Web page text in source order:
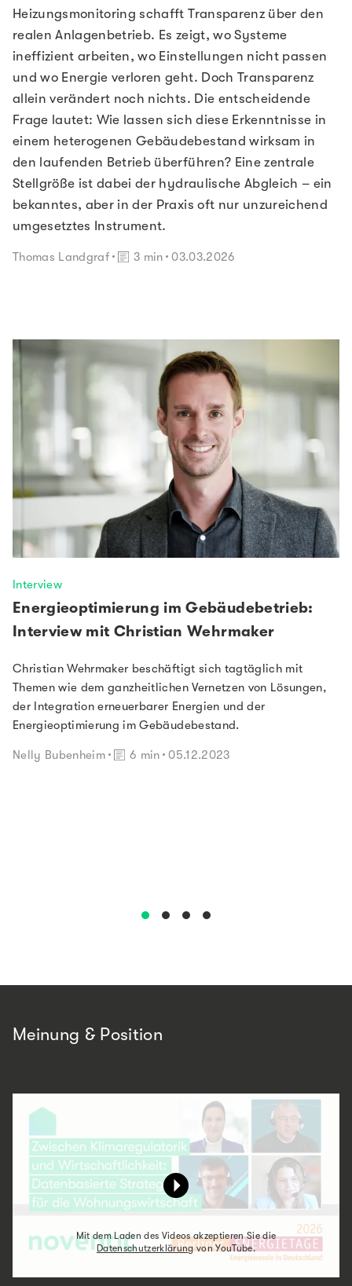
Heizungsmonitoring schafft Transparenz über den
realen Anlagenbetrieb. Es zeigt, wo Systeme
ineffizient arbeiten, wo Einstellungen nicht passen
und wo Energie verloren geht. Doch Transparenz
allein verändert noch nichts. Die entscheidende
Frage lautet: Wie lassen sich diese Erkenntnisse in
einem heterogenen Gebäudebestand wirksam in
den laufenden Betrieb überführen? Eine zentrale
Stellgröße ist dabei der hydraulische Abgleich – ein
bekanntes, aber in der Praxis oft nur unzureichend
umgesetztes Instrument.
Thomas Landgraf Lesedauer:
3 min 03.03.2026
Interview
Energieoptimierung im Gebäudebetrieb:
Interview mit Christian Wehrmaker
Christian Wehrmaker beschäftigt sich tagtäglich mit
Themen wie dem ganzheitlichen Vernetzen von Lösungen,
der Integration erneuerbarer Energien und der
Energieoptimierung im Gebäudebestand.
Nelly Bubenheim Lesedauer:
6 min 05.12.2023
Meinung & Position
Mit dem Laden des Videos akzeptieren Sie die
Datenschutzerklärungvon YouTube.